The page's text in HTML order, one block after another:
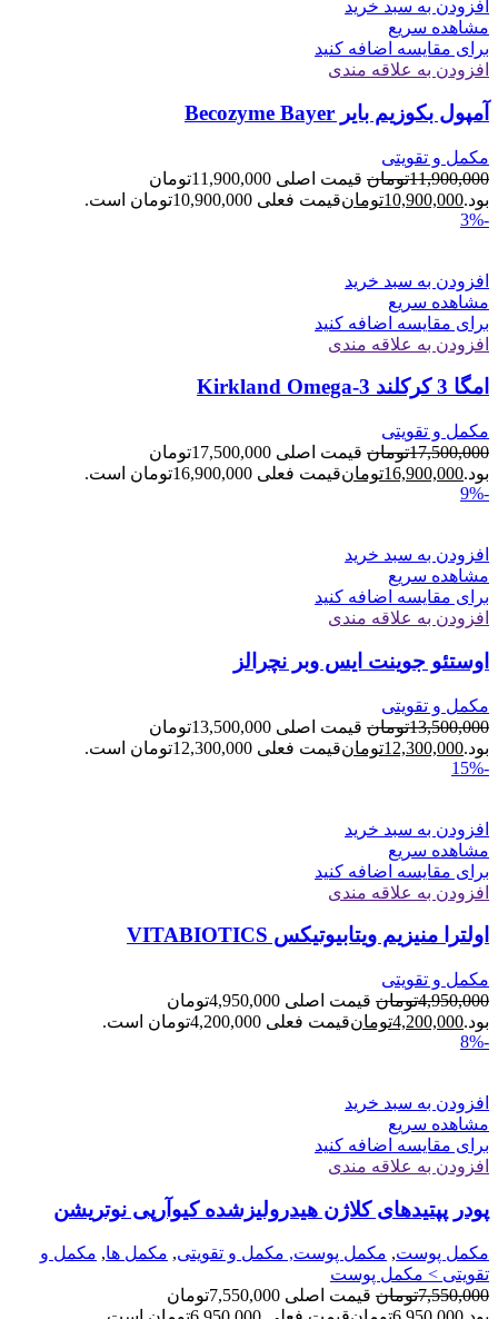
افزودن به سبد خرید
مشاهده سریع
برای مقایسه اضافه کنید
افزودن به علاقه مندی
آمپول بکوزیم بایر Becozyme Bayer
مکمل و تقویتی
11,900,000تومان
قیمت اصلی 11,900,000تومان
بود.10,900,000تومانقیمت فعلی 10,900,000تومان است.
-3%
افزودن به سبد خرید
مشاهده سریع
برای مقایسه اضافه کنید
افزودن به علاقه مندی
امگا 3 کرکلند Kirkland Omega-3
مکمل و تقویتی
17,500,000تومان
قیمت اصلی 17,500,000تومان
بود.16,900,000تومانقیمت فعلی 16,900,000تومان است.
-9%
افزودن به سبد خرید
مشاهده سریع
برای مقایسه اضافه کنید
افزودن به علاقه مندی
اوستئو جوینت ایس وبر نچرالز
مکمل و تقویتی
13,500,000تومان
قیمت اصلی 13,500,000تومان
بود.12,300,000تومانقیمت فعلی 12,300,000تومان است.
-15%
افزودن به سبد خرید
مشاهده سریع
برای مقایسه اضافه کنید
افزودن به علاقه مندی
اولترا منیزیم ویتابیوتیکس VITABIOTICS
مکمل و تقویتی
4,950,000تومان
قیمت اصلی 4,950,000تومان
بود.4,200,000تومانقیمت فعلی 4,200,000تومان است.
-8%
افزودن به سبد خرید
مشاهده سریع
برای مقایسه اضافه کنید
افزودن به علاقه مندی
پودر پپتیدهای کلاژن هیدرولیزشده کیو‌آرپی نوتریشن
مکمل پوست, مکمل پوست, مکمل و تقویتی, مکمل ها, مکمل و
تقویتی > مکمل پوست
7,550,000تومان
قیمت اصلی 7,550,000تومان